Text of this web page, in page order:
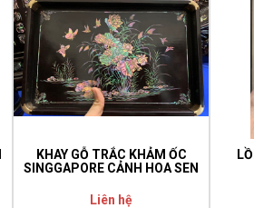
KHAY GỖ TRẮC KHẢM ỐC
SINGGAPORE CẢNH HOA SEN
Liên hệ